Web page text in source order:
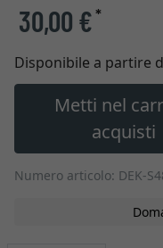
30,00 €*
Disponibile a partire
Metti nel
acquisti
Numero articolo: DEK-